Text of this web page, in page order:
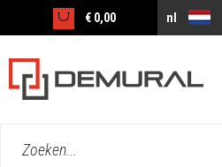
€ 0,00 nl
Zoeken...